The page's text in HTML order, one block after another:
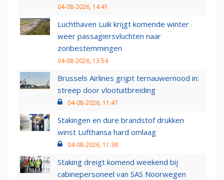
04-08-2026, 14:41
Luchthaven Luik krijgt komende winter
weer passagiersvluchten naar
zonbestemmingen
04-08-2026, 13:54
Brussels Airlines grijpt ternauwernood in:
streep door vlootuitbreiding
04-08-2026, 11:47
Stakingen en dure brandstof drukken
winst Lufthansa hard omlaag
04-08-2026, 11:38
Staking dreigt komend weekend bij
cabinepersoneel van SAS Noorwegen